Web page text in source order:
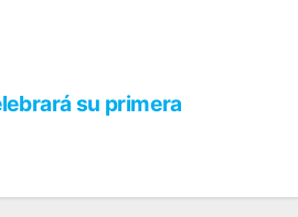
su primera